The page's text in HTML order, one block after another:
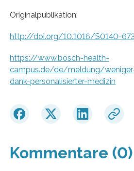
Originalpublikation:
http://doi.org/10.1016/S0140-
https://www.bosch-health-
campus.de/de/meldung/
dank-personalisierter-medizin
Kommentare (0)